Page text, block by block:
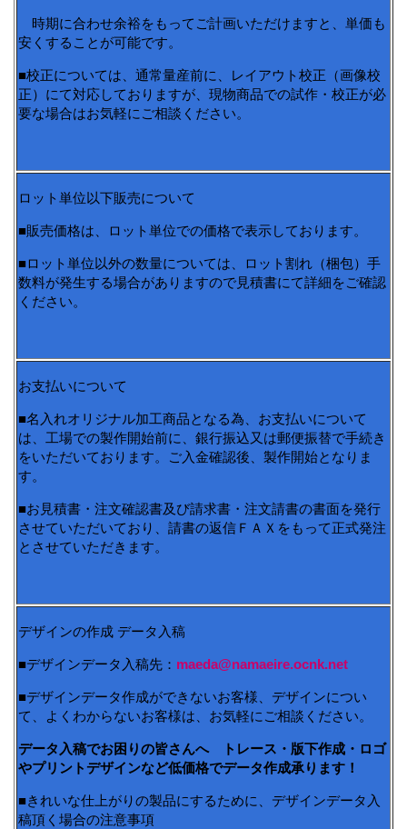
時期に合わせ余裕をもってご計画いただけますと、単価も
安くすることが可能です。
■校正については、通常量産前に、レイアウト校正（画像校
正）にて対応しておりますが、現物商品での試作・校正が必
要な場合はお気軽にご相談ください。
ロット単位以下販売について
■販売価格は、ロット単位での価格で表示しております。
■ロット単位以外の数量については、ロット割れ（梱包）手
数料が発生する場合がありますので見積書にて詳細をご確認
ください。
お支払いについて
■名入れオリジナル加工商品となる為、お支払いについて
は、工場での製作開始前に、銀行振込又は郵便振替で手続き
をいただいております。ご入金確認後、製作開始となりま
す。
■お見積書・注文確認書及び請求書・注文請書の書面を発行
させていただいており、請書の返信ＦＡＸをもって正式発注
とさせていただきます。
デザインの作成 データ入稿
■デザインデータ入稿先： maeda@namaeire.ocnk.net
■デザインデータ作成ができないお客様、デザインについ
て、よくわからないお客様は、お気軽にご相談ください。
データ入稿でお困りの皆さんへ トレース・版下作成・ロゴ
やプリントデザインなど低価格でデータ作成承ります！
■きれいな仕上がりの製品にするために、デザインデータ入
稿頂く場合の注意事項